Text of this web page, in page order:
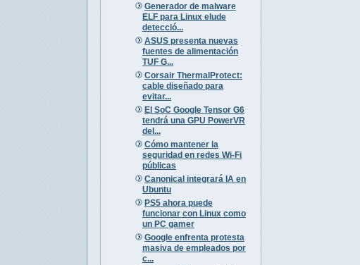
Generador de malware
ELF para Linux elude
detecció...
ASUS presenta nuevas
fuentes de alimentación
TUF G...
Corsair ThermalProtect:
cable diseñado para
evitar...
El SoC Google Tensor G6
tendrá una GPU PowerVR
del...
Cómo mantener la
seguridad en redes Wi-Fi
públicas
Canonical integrará IA en
Ubuntu
PS5 ahora puede
funcionar con Linux como
un PC gamer
Google enfrenta protesta
masiva de empleados por
c...